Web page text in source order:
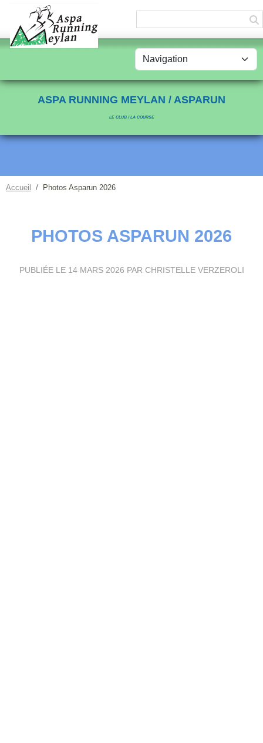
ASPA RUNNING MEYLAN / ASPARUN
LE CLUB / LA COURSE
Accueil Photos Asparun 2026
PHOTOS ASPARUN 2026
PUBLIÉE LE 14 MARS 2026 PAR CHRISTELLE VERZEROLI
Panneau de gestion des cookies